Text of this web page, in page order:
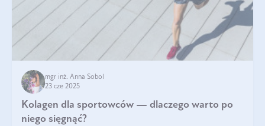
mgr inż. Anna Sobol
23 cze 2025
Kolagen dla sportowców — dlaczego warto po
niego sięgnąć?